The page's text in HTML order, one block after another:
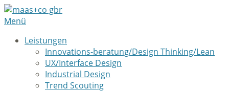
Menü
Leistungen
Innovations-beratung/Design Thinking/Lean
UX/Interface Design
Industrial Design
Trend Scouting